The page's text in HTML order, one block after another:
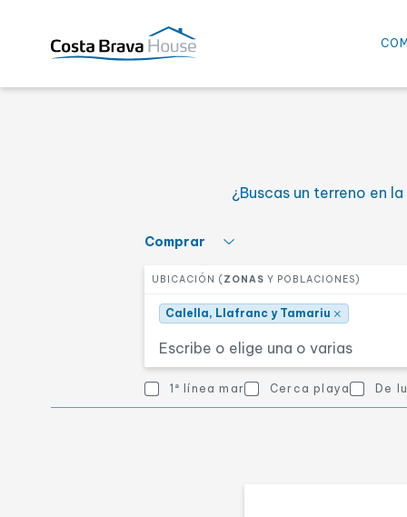
Selecciona el número
Otras características
OTRAS CARACTERÍSTICAS
Vistas mar
Cerca playa
Casa de pueblo
¿Buscas un terreno en
Selecciona qué quieres hacer
Comprar
Selecciona una o más zonas
UBICACIÓN (ZONAS Y POBLACIONES)
Calella, Llafranc y Tamariu×
Otras características
1ª línea mar Cerca playa De